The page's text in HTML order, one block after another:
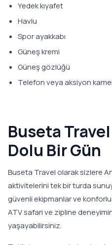
Yedek kıyafet
Havlu
Spor ayakkabı
Güneş kremi
Güneş gözlüğü
Telefon veya aksiyon
Buseta
Dolu Bir Gün
Buseta Travel olarak sizlere
aktivitelerini tek bir turda
güvenli ekipmanlar ve
ATV safari ve zipline
yaşayabilirsiniz.